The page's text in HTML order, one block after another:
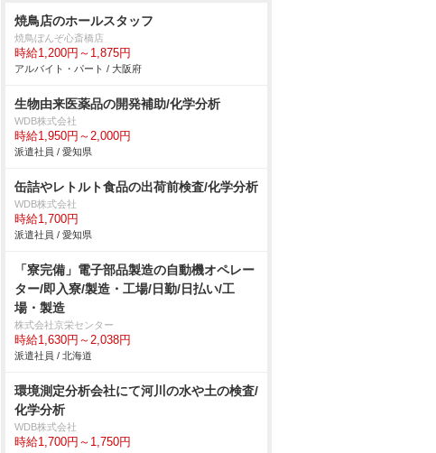
焼鳥店のホールスタッフ
焼鳥ぼんぞ心斎橋店
時給1,200円～1,875円
アルバイト・パート / 大阪府
生物由来医薬品の開発補助/化学分析
WDB株式会社
時給1,950円～2,000円
派遣社員 / 愛知県
缶詰やレトルト食品の出荷前検査/化学分析
WDB株式会社
時給1,700円
派遣社員 / 愛知県
「寮完備」電子部品製造の自動機オペレー
ター/即入寮/製造・工場/日勤/日払い/工
場・製造
株式会社京栄センター
時給1,630円～2,038円
派遣社員 / 北海道
環境測定分析会社にて河川の水や土の検査/
化学分析
WDB株式会社
時給1,700円～1,750円